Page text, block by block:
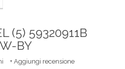
(5) 59320911B
BY
+ Aggiungi recensione